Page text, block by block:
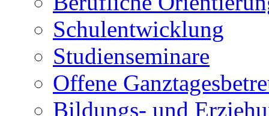
Schulentwicklung
Studienseminare
Offene
Bildungs- und